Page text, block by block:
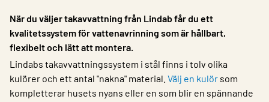
Hållbarhet
Om Lindab
Kontakt
Logga in
När du väljer takavvattning från Lindab får du ett
kvalitetssystem för vattenavrinning som är hållbart,
flexibelt och lätt att montera.
Lindabs takavvattningssystem i stål finns i tolv olika
kulörer och ett antal "nakna" material. Välj en kulör som
kompletterar husets nyans eller en som blir en spännande